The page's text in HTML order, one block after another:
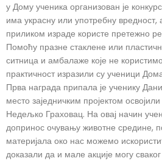
у Дому ученика организован је
има украсну или употребну вредност,
приликом израде користе претежно
Помоћу празне стаклене или
ситница и амбалаже које не
практичност изразили су ученици
Прва награда припала је ученику
место заједничким пројектом
Недељко Граховац. На овај начин
допринос очувању животне средине,
материјала око нас можемо
доказали да и мале акције могу